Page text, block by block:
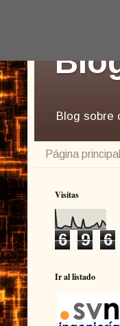
Blog sobre
Página principal
Visitas
6 9 6
Ir al listado